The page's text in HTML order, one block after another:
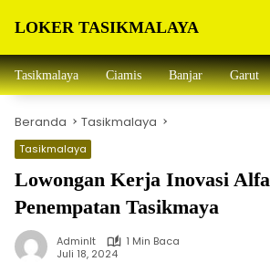
LOKER TASIKMALAYA
Lowongan
Kerja
dan
Sekitarna
Tasikmalaya Ciamis Banjar Garut
Beranda Tasikmalaya
Tasikmalaya
Lowongan Kerja Inovasi
Penempatan Tasikmaya
Adminlt
1 Min Baca
Juli 18, 2024